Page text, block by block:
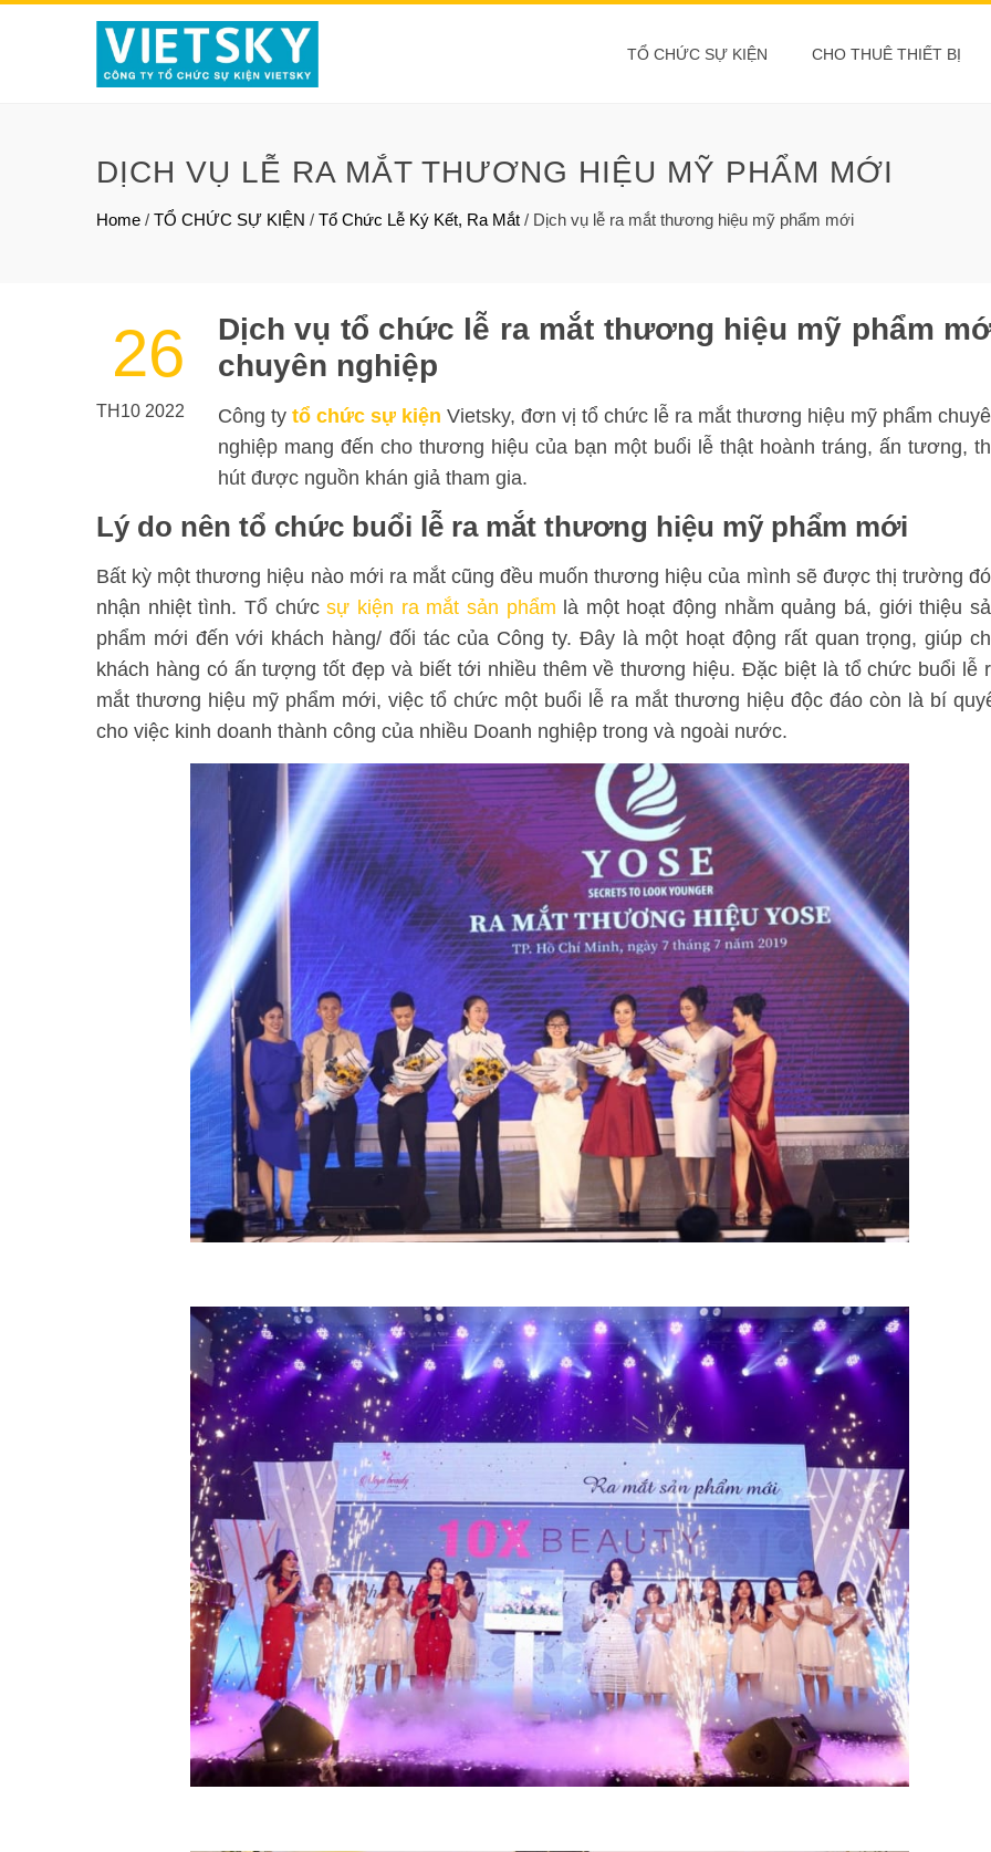
TỔ CHỨC SỰ KIỆN CHO THUÊ THIẾT BỊ
DỊCH VỤ LỄ RA MẮT THƯƠNG HIỆU MỸ PHẨM MỚI
Home / TỔ CHỨC SỰ KIỆN / Tổ Chức Lễ Ký Kết, Ra Mắt / Dịch vụ lễ ra mắt thương hiệu mỹ phẩm mới
26
TH10 2022
Dịch vụ tổ chức lễ ra mắt thương hiệu mỹ phẩm
chuyên nghiệp
Công ty tổ chức sự kiện Vietsky, đơn vị tổ chức lễ ra mắt thương hiệu mỹ phẩm
nghiệp mang đến cho thương hiệu của bạn một buổi lễ thật hoành tráng, ấn tương,
hút được nguồn khán giả tham gia.
Lý do nên tổ chức buổi lễ ra mắt thương hiệu mỹ phẩm mới
Bất kỳ một thương hiệu nào mới ra mắt cũng đều muốn thương hiệu của mình sẽ được thị trường
nhận nhiệt tình. Tổ chứcsự kiện ra mắt sản phẩm là một hoạt động nhằm quảng bá, giới thiệu
phẩm mới đến với khách hàng/ đối tác của Công ty. Đây là một hoạt động rất quan trọng, giúp
khách hàng có ấn tượng tốt đẹp và biết tới nhiều thêm về thương hiệu. Đặc biệt là tổ chức buổi lễ
mắt thương hiệu mỹ phẩm mới, việc tổ chức một buổi lễ ra mắt thương hiệu độc đáo còn là bí
cho việc kinh doanh thành công của nhiều Doanh nghiệp trong và ngoài nước.